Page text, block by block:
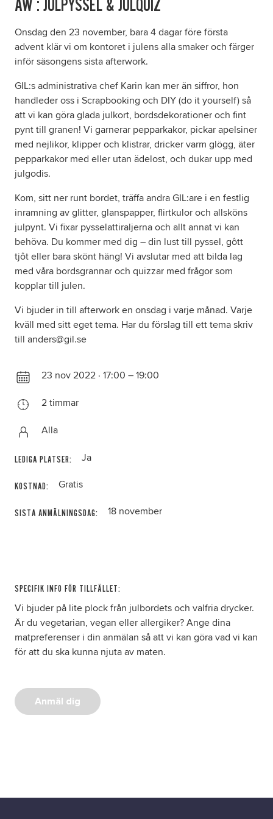
Om oss
Nyheter
Ordlista
FAQ
AW : JULPYSSEL & JULQUIZ
Onsdag den 23 november, bara 4 dagar före första
advent klär vi om kontoret i julens alla smaker och färger
inför säsongens sista afterwork.
GIL:s administrativa chef Karin kan mer än siffror, hon
handleder oss i Scrapbooking och DIY (do it yourself) så
att vi kan göra glada julkort, bordsdekorationer och fint
pynt till granen! Vi garnerar pepparkakor, pickar apelsiner
med nejlikor, klipper och klistrar, dricker varm glögg, äter
pepparkakor med eller utan ädelost, och dukar upp med
julgodis.
Kom, sitt ner runt bordet, träffa andra GIL:are i en festlig
inramning av glitter, glanspapper, flirtkulor och allsköns
julpynt. Vi fixar pysselattiraljerna och allt annat vi kan
behöva. Du kommer med dig – din lust till pyssel, gôtt
tjôt eller bara skönt häng! Vi avslutar med att bilda lag
med våra bordsgrannar och quizzar med frågor som
kopplar till julen.
Vi bjuder in till afterwork en onsdag i varje månad. Varje
kväll med sitt eget tema. Har du förslag till ett tema skriv
till anders@gil.se
23 nov 2022 · 17:00 – 19:00
2 timmar
Alla
LEDIGA PLATSER: Ja
KOSTNAD: Gratis
SISTA ANMÄLNINGSDAG: 18 november
SPECIFIK INFO FÖR TILLFÄLLET:
Vi bjuder på lite plock från julbordets och valfria drycker.
Är du vegetarian, vegan eller allergiker? Ange dina
matpreferenser i din anmälan så att vi kan göra vad vi kan
för att du ska kunna njuta av maten.
Anmäl dig